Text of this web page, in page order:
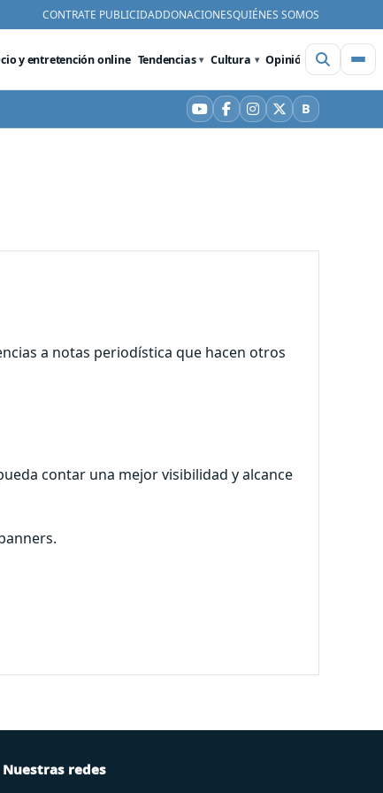
CONTRATE PUBLICIDADDONACIONESQUIÉNES SOMOS
y entretención online Tendencias Cultura Opinión Videos
YouTube
Facebook
Instagram
X BBluesky
a notas periodística que hacen otros
contar una mejor visibilidad y alcance
Nuestras redes